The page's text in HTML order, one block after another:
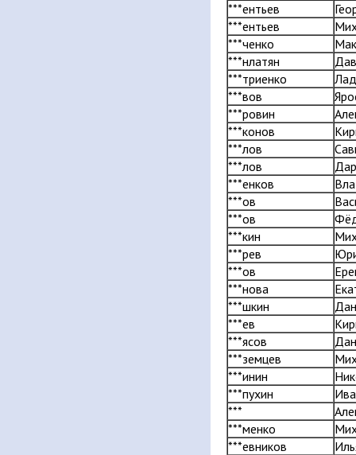
***ентьев
***ентьев
***ченко
***нлатян
***триенко
***вов
***ровин
***конов
***лов
***лов
***енков
***ов
***ов
***кин
***рев
***ов
***нова
***шкин
***ев
***ясов
***земцев
***инин
***пухин
***
***менко
***евников